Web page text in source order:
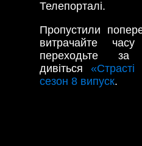
Телепорталі.
Пропустили
витрачайте
переходьте
дивіться
сезон 8 випуск.